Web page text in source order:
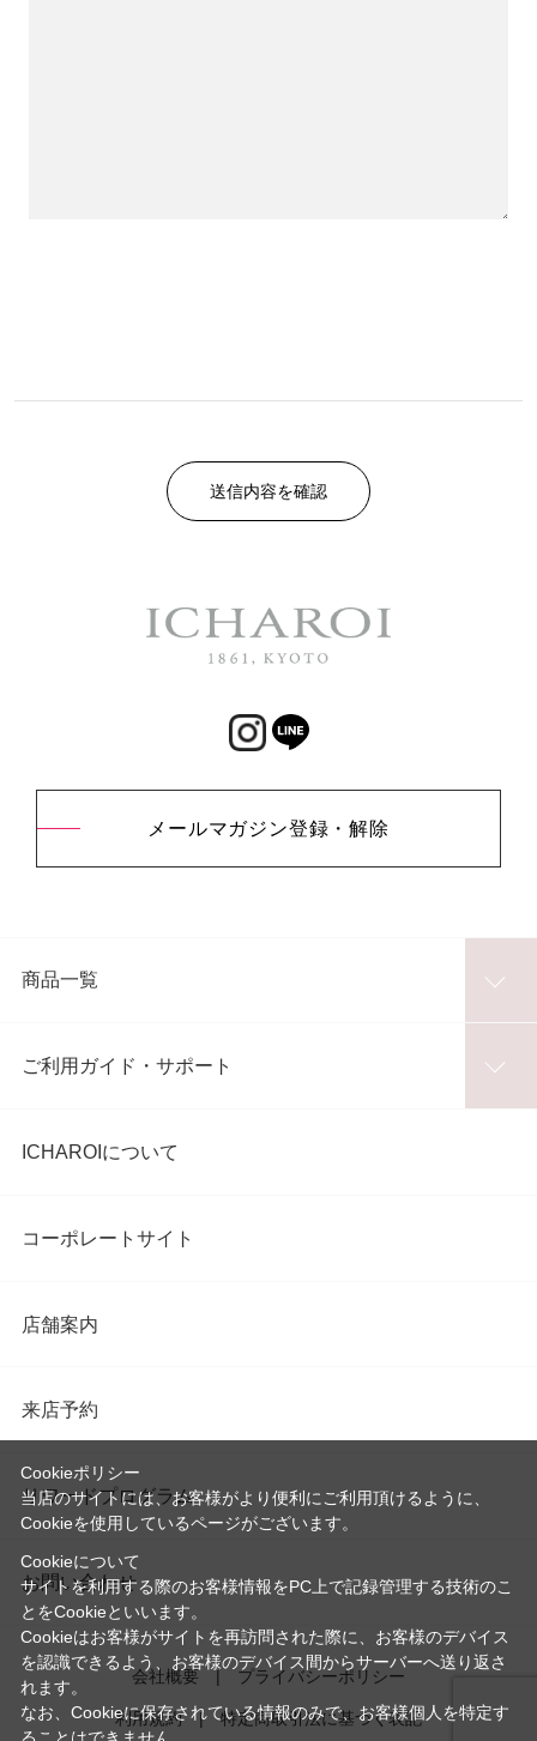
メールマガジン登録・解除
商品一覧
ご利用ガイド・サポート
ICHAROIについて
コーポレートサイト
店舗案内
来店予約
リワードプログラム
お問い合わせ
会社概要 プライバシーポリシー
利用規約 特定商取引法に基づく表記
Cookieポリシー
当店のサイトには、お客様がより便利にご利用頂けるように、
Cookieを使用しているページがございます。
Cookieについて
サイトを利用する際のお客様情報をPC上で記録管理する技術のこ
とをCookieといいます。
Cookieはお客様がサイトを再訪問された際に、お客様のデバイス
を認識できるよう、お客様のデバイス間からサーバーへ送り返さ
れます。
なお、Cookieに保存されている情報のみで、お客様個人を特定す